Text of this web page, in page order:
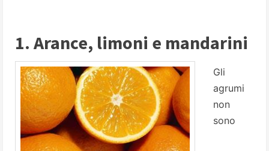
1. Arance, limoni e mandarini
Gli
agrumi
non
sono